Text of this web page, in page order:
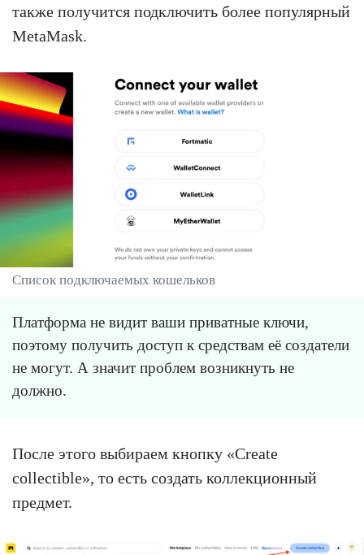
также получится подключить более популярный
MetaMask.
Список подключаемых кошельков
Платформа не видит ваши приватные ключи,
поэтому получить доступ к средствам её создатели
не могут. А значит проблем возникнуть не
должно.
После этого выбираем кнопку «Create
collectible», то есть создать коллекционный
предмет.